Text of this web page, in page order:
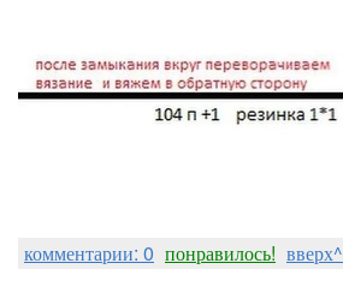
комментарии: 0 понравилось! вверх^